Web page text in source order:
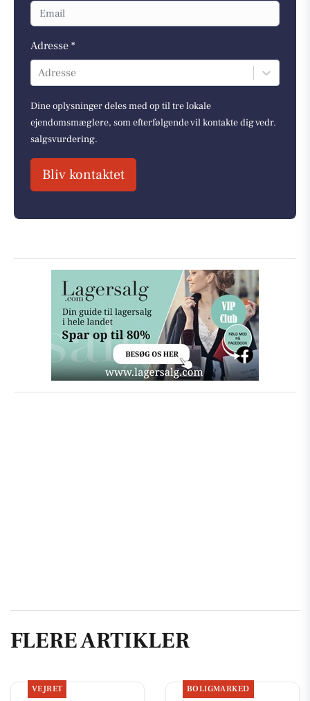
Adresse *
Adresse
Dine oplysninger deles med op til tre lokale
ejendomsmæglere, som efterfølgende vil kontakte dig vedr.
salgsvurdering.
Bliv kontaktet
FLERE ARTIKLER
VEJRET BOLIGMARKED